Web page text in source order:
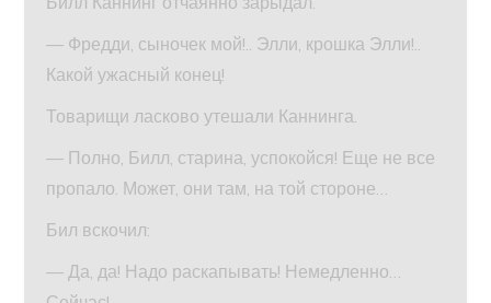
— Фредди, сыночек мой!.. Элли, крошка Элли!..
Какой ужасный конец!
Товарищи ласково утешали Каннинга.
— Полно, Билл, старина, успокойся! Еще не все
пропало. Может, они там, на той стороне…
Бил вскочил:
— Да, да! Надо раскапывать! Немедленно…